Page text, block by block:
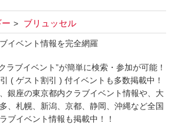
ブリュッセル
イベント情報を完全網羅
ラブイベント”が簡単に検索・参加が可能！
( ゲスト割引 ) 付イベントも多数掲載中！
銀座の東京都内クラブイベント情報や、大
、札幌、新潟、京都、静岡、沖縄など全国
ブイベント情報も掲載中！！